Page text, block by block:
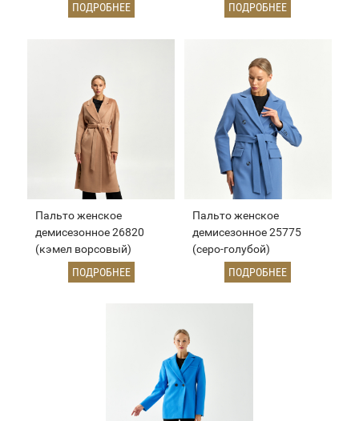
ПОДРОБНЕЕ
ПОДРОБНЕЕ
Пальто женское
демисезонное 26820
(кэмел ворсовый)
ПОДРОБНЕЕ
Пальто женское
демисезонное 25775
(серо-голубой)
ПОДРОБНЕЕ